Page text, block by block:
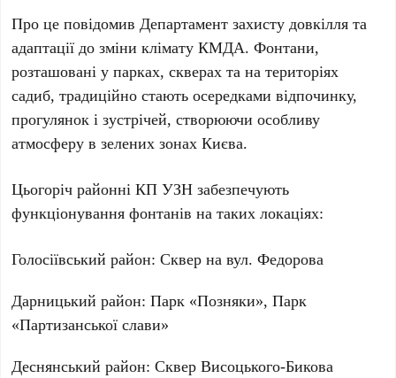
Про це повідомивДепартамент захисту довкілля та
адаптації до зміни клімату КМДА. Фонтани,
розташовані у парках, скверах та на територіях
садиб, традиційно стають осередками відпочинку,
прогулянок і зустрічей, створюючи особливу
атмосферу в зелених зонах Києва.
Цьогоріч районні КП УЗН забезпечують
функціонування фонтанів на таких локаціях:
Голосіївський район: Сквер на вул. Федорова
Дарницький район: Парк «Позняки», Парк
«Партизанської слави»
Деснянський район: Сквер Висоцького-Бикова